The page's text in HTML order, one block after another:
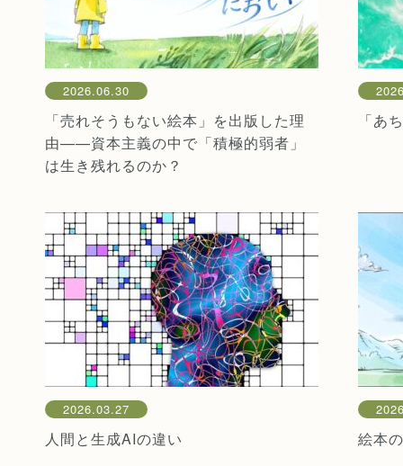
2026.06.30
「売れそうもない絵本」を出版した理
由——資本主義の中で「積極的弱者」
は生き残れるのか？
「あ
2026.03.27
人間と生成AIの違い 絵本